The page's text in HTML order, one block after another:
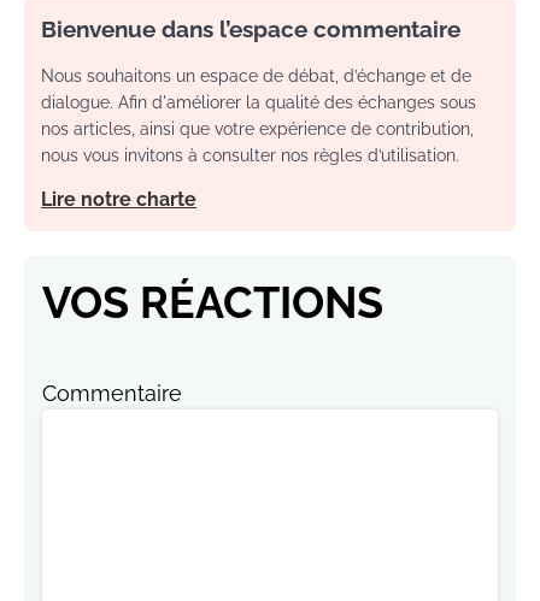
Bienvenue dans l’espace commentaire
Nous souhaitons un espace de débat, d’échange et de
dialogue. Afin d'améliorer la qualité des échanges sous
nos articles, ainsi que votre expérience de contribution,
nous vous invitons à consulter nos règles d’utilisation.
Lire notre charte
VOS RÉACTIONS
Commentaire